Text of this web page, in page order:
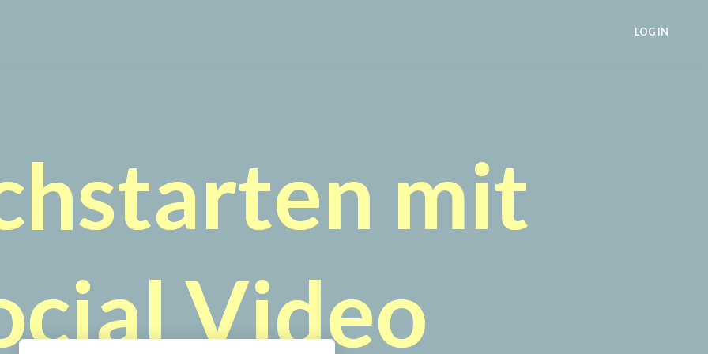
LOG IN
mit
Video